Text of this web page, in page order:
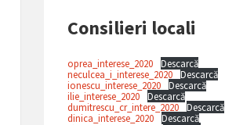
Consilieri locali
oprea_interese_2020
Descarcă
neculcea_i_interese_2020
Descarcă
ionescu_interese_2020
Descarcă
ilie_interese_2020
Descarcă
dumitrescu_cr_intere_2020
Descarcă
dinica_interese_2020
Descarcă